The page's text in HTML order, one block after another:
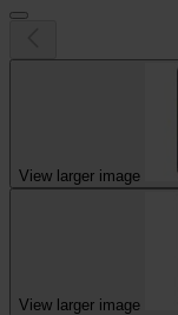
View larger image
View larger image